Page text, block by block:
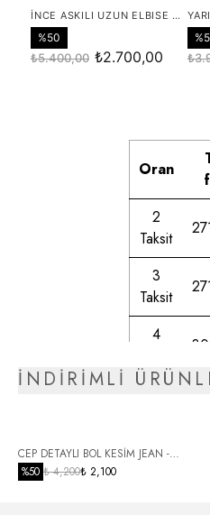
Oran
2
Taksit
3
Taksit
4
6
İNDİRİMLİ
CEP DETAYLI BOL KESİM JEAN -
SİYAH
%50 ₺ 4,200₺ 2,100